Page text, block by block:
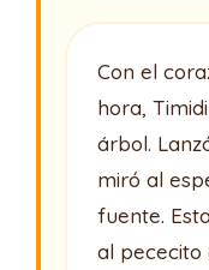
Con el
hora,
árbol.
miró al
fuente.
al pececito